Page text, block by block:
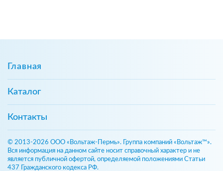
Главная
Каталог
Контакты
© 2013-2026 ООО «Вольтаж-Пермь». Группа компаний «Вольтаж™».
Вся информация на данном сайте носит справочный характер и не
является публичной офертой, определяемой положениями Статьи
437 Гражданского кодекса РФ.